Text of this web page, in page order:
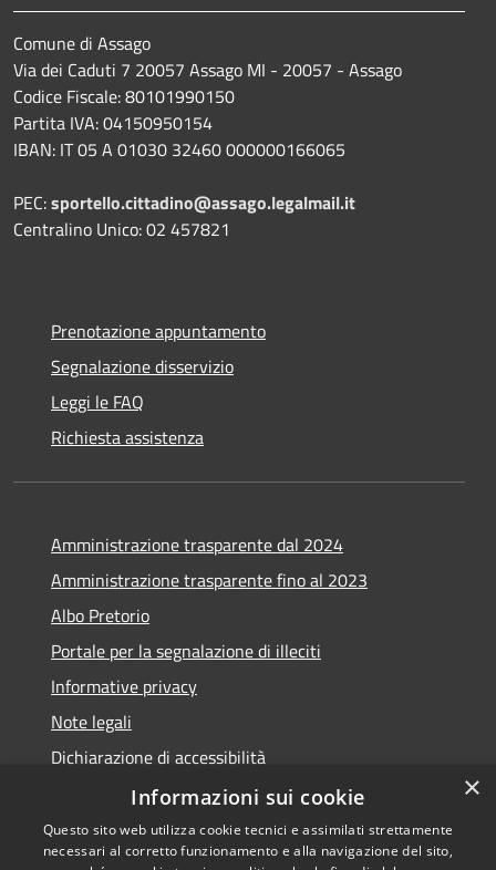
Comune di Assago
Via dei Caduti 7 20057 Assago MI - 20057 - Assago
Codice Fiscale: 80101990150
Partita IVA: 04150950154
IBAN: IT 05 A 01030 32460 000000166065
PEC:sportello.cittadino@assago.legalmail.it
Centralino Unico: 02 457821
Prenotazione appuntamento
Segnalazione disservizio
Leggi le FAQ
Richiesta assistenza
Amministrazione trasparente dal 2024
Amministrazione trasparente fino al 2023
Albo Pretorio
Portale per la segnalazione di illeciti
Informative privacy
Note legali
Dichiarazione di accessibilità
Segnalazioni di inaccessibilità
×
Informazioni sui cookie
Questo sito web utilizza cookie tecnici e assimilati strettamente
necessari al corretto funzionamento e alla navigazione del sito,